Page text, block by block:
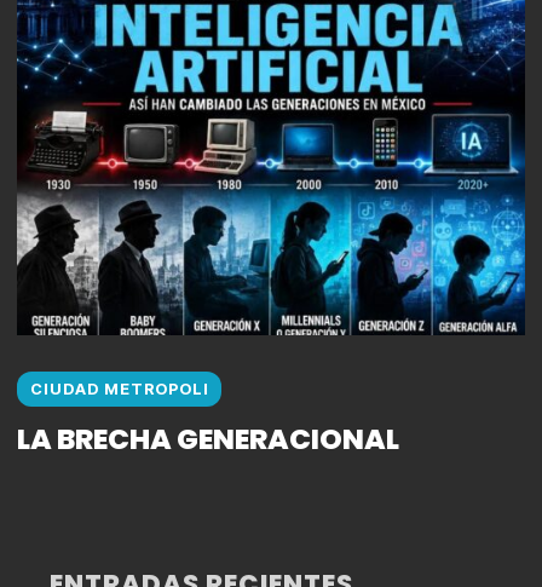
CIUDAD METROPOLI
LA BRECHA GENERACIONAL